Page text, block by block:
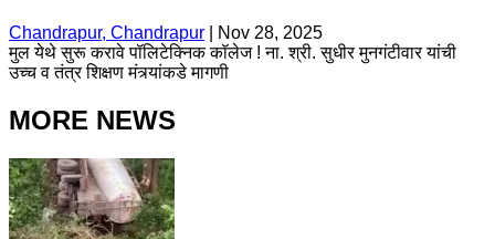
Chandrapur, Chandrapur
Nov 28, 2025
मुल येथे सुरू करावे पॉलिटेक्निक कॉलेज ! ना. श्री. सुधीर मुनगंटीवार यांची
उच्च व तंत्र शिक्षण मंत्र्यांकडे मागणी
MORE NEWS